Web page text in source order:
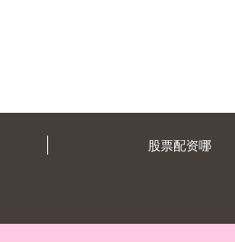
股票配资哪